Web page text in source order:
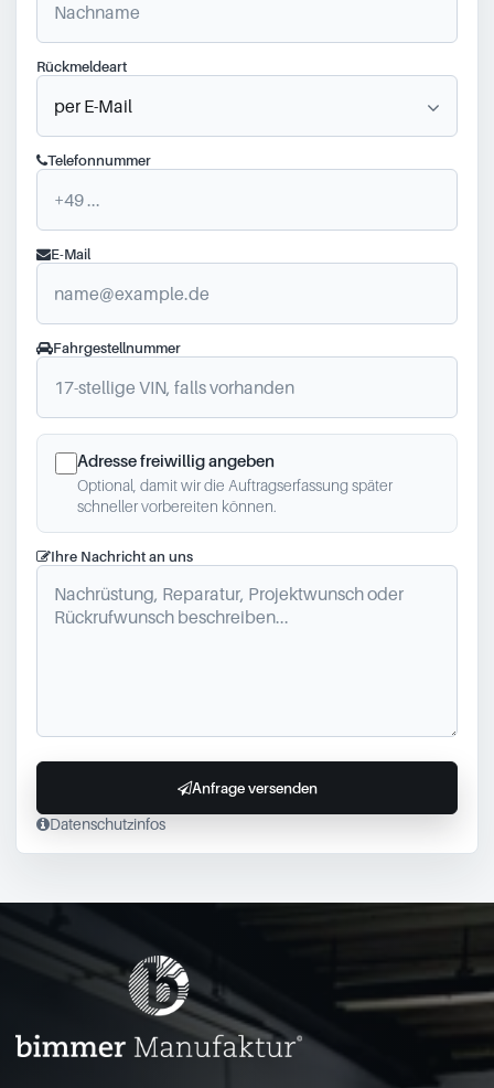
Rückmeldeart
Telefonnummer
E-Mail
Fahrgestellnummer
Adresse freiwillig angeben
Optional, damit wir die Auftragserfassung später
schneller vorbereiten können.
Ihre Nachricht an uns
Datenschutzinfos
Anfrage versenden